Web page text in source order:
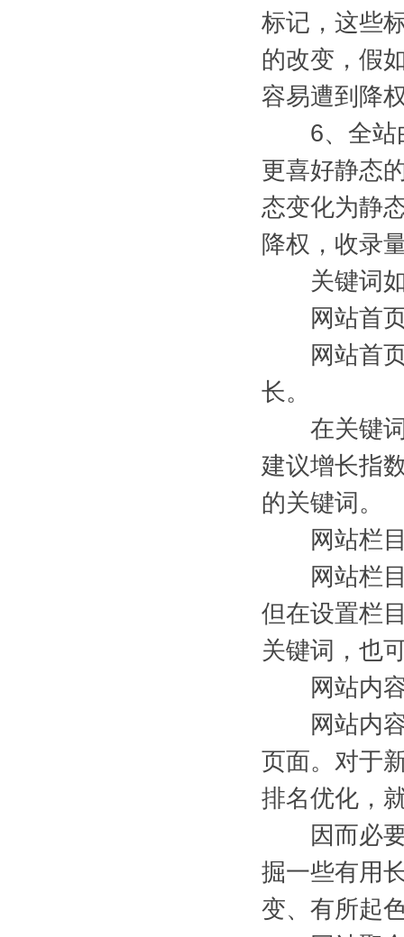
标记，这些
的改变，假
容易遭到降
6、全站由
更喜好静态
态变化为静
降权，收录
关键词如
网站首页
网站首页
长。
在关键词
建议增长指
的关键词。
网站栏目
网站栏目
但在设置栏
关键词，也
网站内容
网站内容
页面。对于
排名优化，
因而必要
掘一些有用
变、有所起